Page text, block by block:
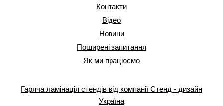
Контакти
Відео
Новини
Поширені запитання
Як ми працюємо
Гаряча ламінація стендів від компанії Стенд - дизайн
Україна